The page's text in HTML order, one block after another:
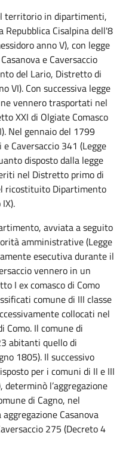
territorio in dipartimenti,
Cisalpina dell'8
anno V), con legge
e Caversaccio
del Lario, Distretto di
VI). Con successiva legge
vennero trasportati nel
XXI di Olgiate Comasco
Nel gennaio del 1799
Caversaccio 341 (Legge
disposto dalla legge
nel Distretto primo di
ricostituito Dipartimento
avviata a seguito
amministrative (Legge
esecutiva durante il
vennero in un
I ex comasco di Como
comune di III classe
collocati nel
Como. Il comune di
abitanti quello di
1805). Il successivo
per i comuni di II e III
l’aggregazione
di Cagno, nel
Casanova
275 (Decreto 4